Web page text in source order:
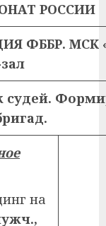
РОССИИ
ФББР. МСК
судей.
на